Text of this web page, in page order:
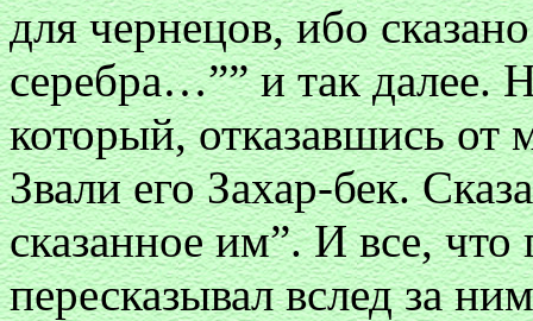
для чернецов, ибо
серебра…”” и так далее.
который, отказавшись от
Звали его Захар-бек.
сказанное им”. И все,
пересказывал вслед за